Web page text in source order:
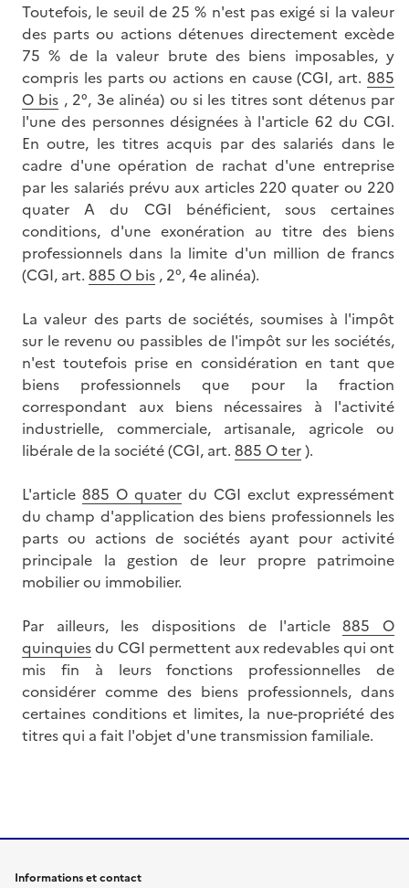
Toutefois, le seuil de 25 % n'est pas exigé si la valeur
des parts ou actions détenues directement excède
75 % de la valeur brute des biens imposables, y
compris les parts ou actions en cause (CGI, art. 885
O bis , 2°, 3e alinéa) ou si les titres sont détenus par
l'une des personnes désignées à l'article 62 du CGI.
En outre, les titres acquis par des salariés dans le
cadre d'une opération de rachat d'une entreprise
par les salariés prévu aux articles 220 quater ou 220
quater A du CGI bénéficient, sous certaines
conditions, d'une exonération au titre des biens
professionnels dans la limite d'un million de francs
(CGI, art. 885 O bis , 2°, 4e alinéa).
La valeur des parts de sociétés, soumises à l'impôt
sur le revenu ou passibles de l'impôt sur les sociétés,
n'est toutefois prise en considération en tant que
biens professionnels que pour la fraction
correspondant aux biens nécessaires à l'activité
industrielle, commerciale, artisanale, agricole ou
libérale de la société (CGI, art. 885 O ter).
L'article 885 O quater du CGI exclut expressément
du champ d'application des biens professionnels les
parts ou actions de sociétés ayant pour activité
principale la gestion de leur propre patrimoine
mobilier ou immobilier.
Par ailleurs, les dispositions de l'article885 O
quinquiesdu CGI permettent aux redevables qui ont
mis fin à leurs fonctions professionnelles de
considérer comme des biens professionnels, dans
certaines conditions et limites, la nue-propriété des
titres qui a fait l'objet d'une transmission familiale.
Informations et contact